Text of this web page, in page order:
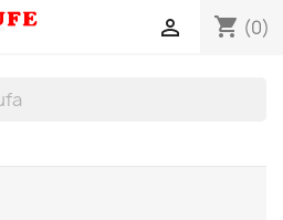
shopping_cart (0)
